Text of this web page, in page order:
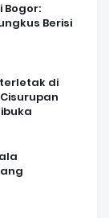
Bogor:
Berisi
di